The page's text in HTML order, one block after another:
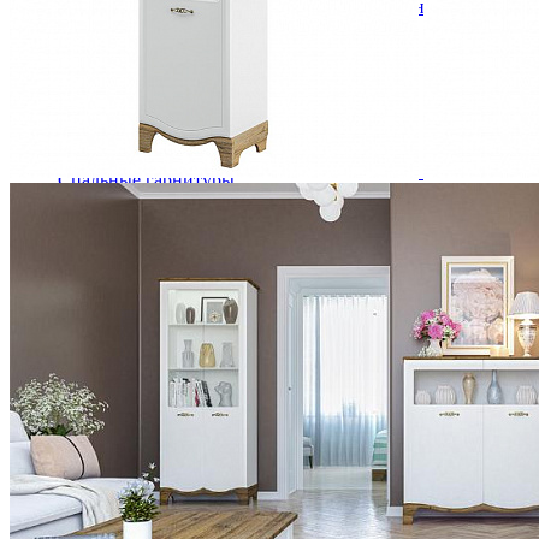
Кровати полутороспальные с подъемным
Кровати односпальные
Кровати полутороспальные
Решетки и настилы под матрас
Спальные гарнитуры
Тахта
Антресоли на шкаф
Полки и ящики в шкаф для одежды
Шкаф 1-дверный для одежды и белья
Шкафы 2-х дверные для одежды и белья
Шкафы 3-х дверные для одежды и белья
Шкафы 4-х дверные для одежды и белья
Шкафы 5-ти дверные для одежды и белья
Шкафы 6-ти дверные для одежды и белья
Шкафы купе для одежды и белья
Шкафы угловые для одежды и белья
Ящики и короба